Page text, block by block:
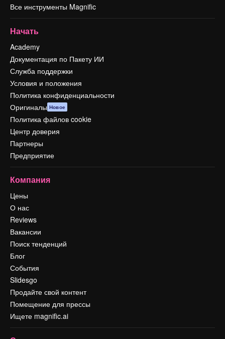
Все инструменты Magnific
Начать
Academy
Документация по Пакету ИИ
Служба поддержки
Условия и положения
Политика конфиденциальности
Оригиналы Новое
Политика файлов cookie
Центр доверия
Партнеры
Предприятие
Компания
Цены
О нас
Reviews
Вакансии
Поиск тенденций
Блог
События
Slidesgo
Продайте свой контент
Помещение для прессы
Ищете magnific.ai